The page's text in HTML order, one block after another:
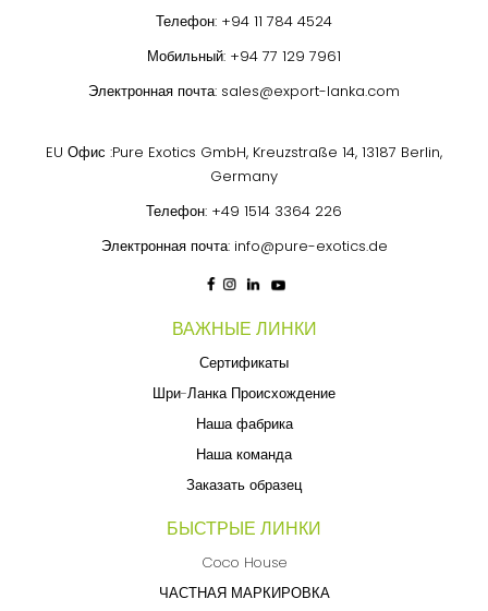
Телефон: +94 11 784 4524
Мобильный: +94 77 129 7961
Электронная почта: sales@export-lanka.com
EU Офис :Pure Exotics GmbH, Kreuzstraße 14, 13187 Berlin,
Germany
Телефон: +49 1514 3364 226
Электронная почта: info@pure-exotics.de
ВАЖНЫЕ ЛИНКИ
Сертификаты
Шри-Ланка Происхождение
Наша фабрика
Наша команда
Заказать образец
БЫСТРЫЕ ЛИНКИ
Coco House
ЧАСТНАЯ МАРКИРОВКА